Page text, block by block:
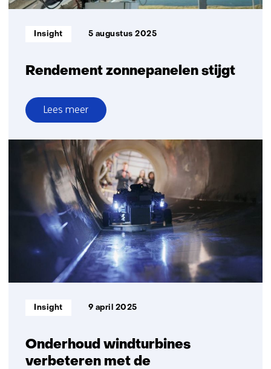
Rendement zonnepanelen stijgt
Informatietype:
Insight 5 augustus 2025
Lees meer
over
Rendement
zonnepanelen
stijgt
Onderhoud windturbines
verbeteren met de
Informatietype:
Insight 9 april 2025